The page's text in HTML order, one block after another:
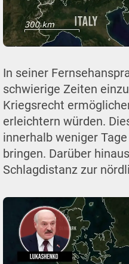
In seiner
schwierige Zeiten
Kriegsrecht
erleichtern würden.
innerhalb weniger
bringen. Darüber
Schlagdistanz zur